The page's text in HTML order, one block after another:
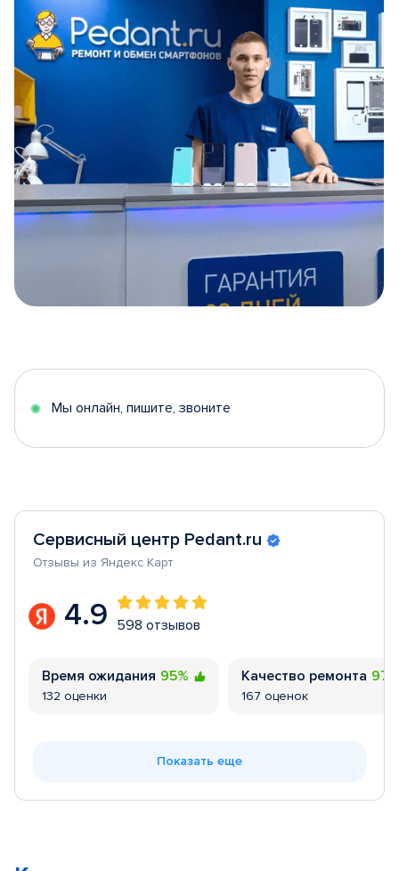
5
Мы онлайн, пишите, звоните
Сервисный центр Pedant.ru
Отзывы из Яндекс Карт
4.9 598 отзывов
Время ожидания 95%
132 оценки
Качество ремонта
167 оценок
Показать еще